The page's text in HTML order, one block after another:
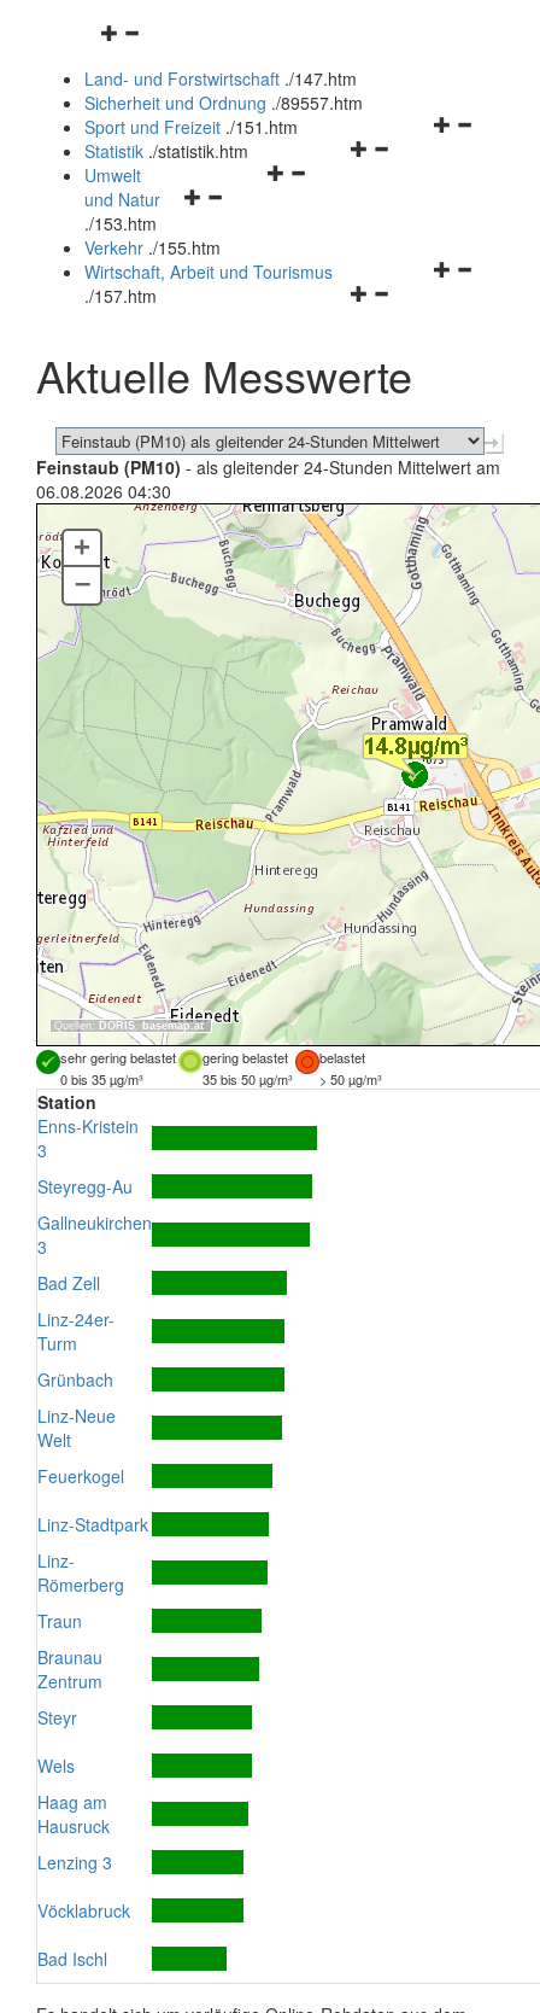
Navigationsmenü
und
schließen
Land- und Forstwirtschaft ./147.htm
Sicherheit und Ordnung ./89557.htm
Navigationsmenü
Sport und Freizeit ./151.htm
Navigationsmenü
Statistik ./statistik.htm
Navigationsmenü
und
schließen
Umwelt
und Natur
./153.htm
Verkehr ./155.htm
Navigationsmenü
schließen
Wirtschaft, Arbeit und Tourismus
./157.htm
Aktuelle Messwerte
Feinstaub (PM10) - als gleitender 24-Stunden Mittelwert am
06.08.2026 04:30
Quellen: DORIS, basemap.at
+
–
sehr gering belastet gering belastet
belastet
0 bis 35 µg/m³
35 bis 50 µg/m³ > 50 µg/m³
Station
Enns-Kristein
3
Steyregg-Au
Gallneukirchen
3
Bad Zell
Linz-24er-
Turm
Grünbach
Linz-Neue
Welt
Feuerkogel
Linz-Stadtpark
Linz-
Römerberg
Traun
Braunau
Zentrum
Steyr
Wels
Haag am
Hausruck
Lenzing 3
Vöcklabruck
Bad Ischl